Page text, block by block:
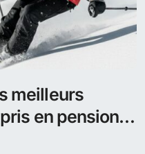
meilleurs
en pension